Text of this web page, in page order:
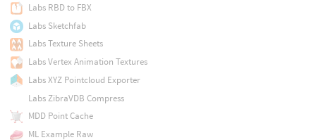
Labs RBD to FBX
Labs Sketchfab
Labs Texture Sheets
Labs Vertex Animation Textures
Labs XYZ Pointcloud Exporter
Labs ZibraVDB Compress
MDD Point Cache
ML Example Raw